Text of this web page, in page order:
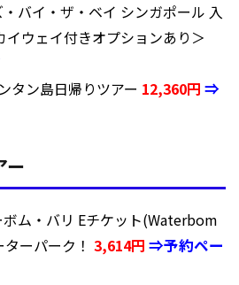
・バイ・ザ・ベイ シンガポール 入
イウェイ付きオプションあり＞
タン島日帰りツアー 12,360円 ⇒
ー
ボム・バリ Eチケット(Waterbom
ーパーク！ 3,614円 ⇒予約ペー